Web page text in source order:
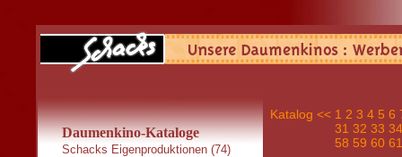
Daumenkino-Kataloge
Schacks Eigenproduktionen (74)
Katalog << 1 2 3 4 5 6
31 32 33 34
58 59 60 61